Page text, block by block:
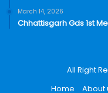
March 14, 2026
Chhattisgarh Gds 1st
All Right
Home
About